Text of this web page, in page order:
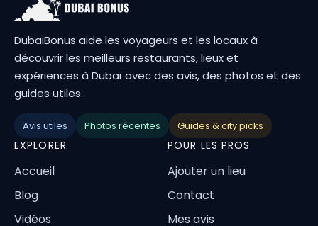
DubaiBonus aide les voyageurs et les locaux à
découvrir les meilleurs restaurants, lieux et
expériences à Dubaï avec des avis, des photos et des
guides utiles.
Avis utiles Photos récentes Guides & city picks
EXPLORER
Accueil
Blog
Vidéos
POUR LES PROS
Ajouter un lieu
Contact
Mes avis